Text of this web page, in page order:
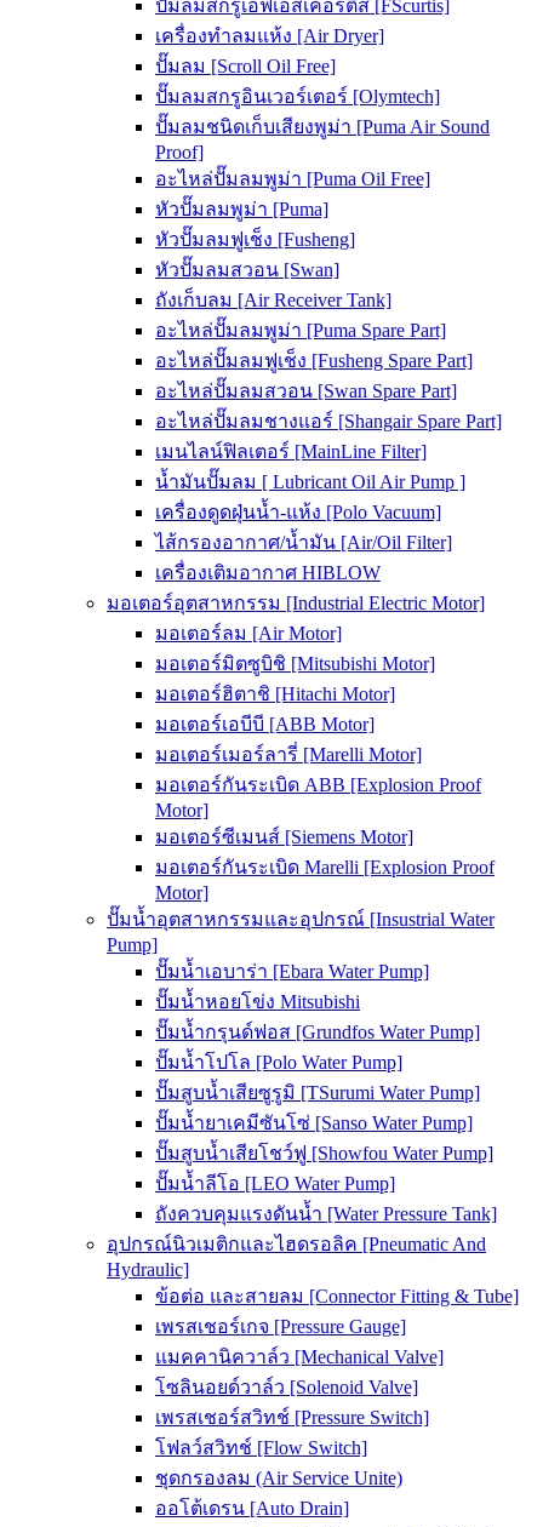
ปั๊มลมสกรูเอฟเอสเคอร์ติส [FScurtis]
เครื่องทำลมแห้ง [Air Dryer]
ปั๊มลม [Scroll Oil Free]
ปั๊มลมสกรูอินเวอร์เตอร์ [Olymtech]
ปั๊มลมชนิดเก็บเสียงพูม่า [Puma Air Sound
Proof]
อะไหล่ปั๊มลมพูม่า [Puma Oil Free]
หัวปั๊มลมพูม่า [Puma]
หัวปั๊มลมฟูเช็ง [Fusheng]
หัวปั๊มลมสวอน [Swan]
ถังเก็บลม [Air Receiver Tank]
อะไหล่ปั๊มลมพูม่า [Puma Spare Part]
อะไหล่ปั๊มลมฟูเช็ง [Fusheng Spare Part]
อะไหล่ปั๊มลมสวอน [Swan Spare Part]
อะไหล่ปั๊มลมชางแอร์ [Shangair Spare Part]
เมนไลน์ฟิลเตอร์ [MainLine Filter]
น้ำมันปั๊มลม [ Lubricant Oil Air Pump ]
เครื่องดูดฝุ่นน้ำ-แห้ง [Polo Vacuum]
ไส้กรองอากาศ/น้ำมัน [Air/Oil Filter]
เครื่องเติมอากาศ HIBLOW
มอเตอร์อุตสาหกรรม [Industrial Electric Motor]
มอเตอร์ลม [Air Motor]
มอเตอร์มิตซูบิชิ [Mitsubishi Motor]
มอเตอร์ฮิตาชิ [Hitachi Motor]
มอเตอร์เอบีบี [ABB Motor]
มอเตอร์เมอร์ลารี่ [Marelli Motor]
มอเตอร์กันระเบิด ABB [Explosion Proof
Motor]
มอเตอร์ซีเมนส์ [Siemens Motor]
มอเตอร์กันระเบิด Marelli [Explosion Proof
Motor]
ปั๊มน้ำอุตสาหกรรมและอุปกรณ์ [Insustrial Water
Pump]
ปั๊มน้ำเอบาร่า [Ebara Water Pump]
ปั๊มน้ำหอยโข่ง Mitsubishi
ปั๊มน้ำกรุนด์ฟอส [Grundfos Water Pump]
ปั๊มน้ำโปโล [Polo Water Pump]
ปั๊มสูบน้ำเสียซูรูมิ [TSurumi Water Pump]
ปั๊มน้ำยาเคมีซันโซ่ [Sanso Water Pump]
ปั๊มสูบน้ำเสียโชว์ฟู [Showfou Water Pump]
ปั๊มน้ำลีโอ [LEO Water Pump]
ถังควบคุมแรงดันน้ำ [Water Pressure Tank]
อุปกรณ์นิวเมติกและไฮดรอลิค [Pneumatic And
Hydraulic]
ข้อต่อ และสายลม [Connector Fitting & Tube]
เพรสเชอร์เกจ [Pressure Gauge]
แมคคานิควาล์ว [Mechanical Valve]
โซลินอยด์วาล์ว [Solenoid Valve]
เพรสเชอร์สวิทช์ [Pressure Switch]
โฟลว์สวิทช์ [Flow Switch]
ชุดกรองลม (Air Service Unite)
ออโต้เดรน [Auto Drain]